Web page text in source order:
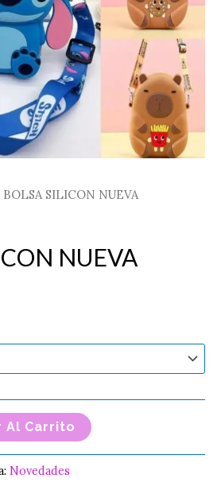
SILICON NUEVA
NUEVA
Al Carrito
Novedades